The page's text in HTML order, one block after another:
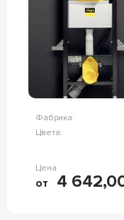
Фабрика:
Цвета:
Цена
от 4